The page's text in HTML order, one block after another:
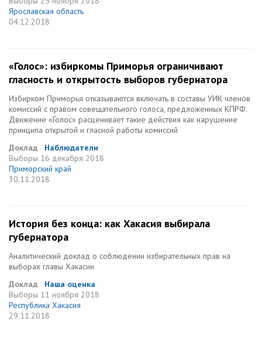
Ярославская область
04.12.2018
«Голос»: избиркомы Приморья ограничивают
гласность и открытость выборов губернатора
Избирком Приморья отказываются включать в составы УИК членов
комиссий с правом совещательного голоса, предложенных КПРФ.
Движение «Голос» расценивает такие действия как нарушение
принципа открытой и гласной работы комиссий
Доклад
Наблюдатели
Выборы 16 декабря 2018
Приморский край
30.11.2018
История без конца: как Хакасия выбирала
губернатора
Аналитический доклад о соблюдении избирательных прав на
выборах главы Хакасии
Доклад
Наша оценка
Выборы 11 ноября 2018
Республика Хакасия
29.11.2018